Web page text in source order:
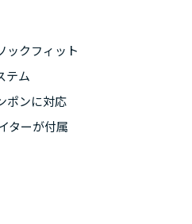
ックフィット
テム
ポンに対応
ターが付属